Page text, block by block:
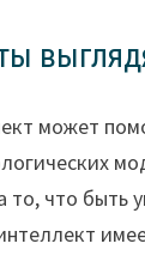
может
то, что быть